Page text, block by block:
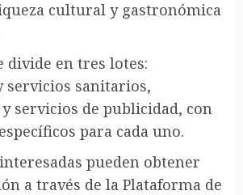
cultural y gastronómica
divide en tres lotes:
servicios sanitarios,
servicios de publicidad, con
para cada uno.
pueden obtener
a través de la Plataforma de